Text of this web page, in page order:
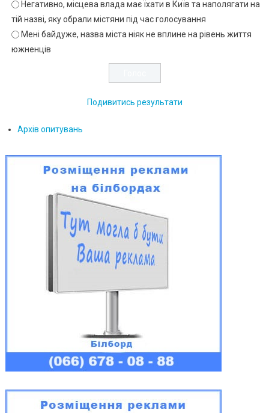
Негативно, місцева влада має їхати в Київ та наполягати на
тій назві, яку обрали містяни під час голосування
Мені байдуже, назва міста ніяк не вплине на рівень життя
южненців
Подивитись результати
Архів опитувань